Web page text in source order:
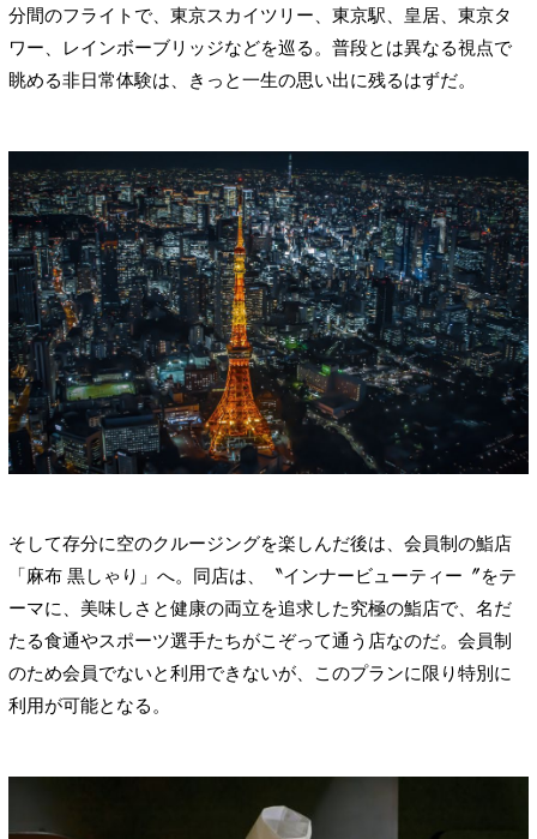
分間のフライトで、東京スカイツリー、東京駅、皇居、東京タ
ワー、レインボーブリッジなどを巡る。普段とは異なる視点で
眺める非日常体験は、きっと一生の思い出に残るはずだ。
そして存分に空のクルージングを楽しんだ後は、会員制の鮨店
「麻布 黒しゃり」へ。同店は、〝インナービューティー〞をテ
ーマに、美味しさと健康の両立を追求した究極の鮨店で、名だ
たる食通やスポーツ選手たちがこぞって通う店なのだ。会員制
のため会員でないと利用できないが、このプランに限り特別に
利用が可能となる。